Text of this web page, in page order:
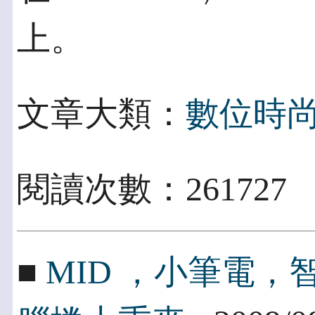
上。
文章大類： 數位時
閱讀次數：
■ MID ，小筆電，